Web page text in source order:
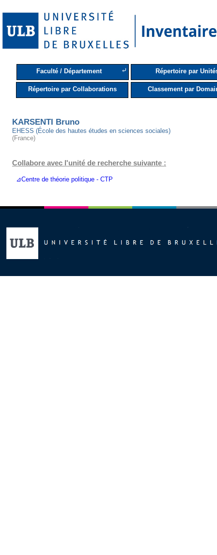
Faculté / Département ⤶ Répertoire par
Répertoire par Collaborations Classement par
KARSENTI Bruno
EHESS (École des hautes études en sciences sociales)
(France)
Collabore avec l'unité de recherche suivante :
⊿Centre de théorie politique - CTP